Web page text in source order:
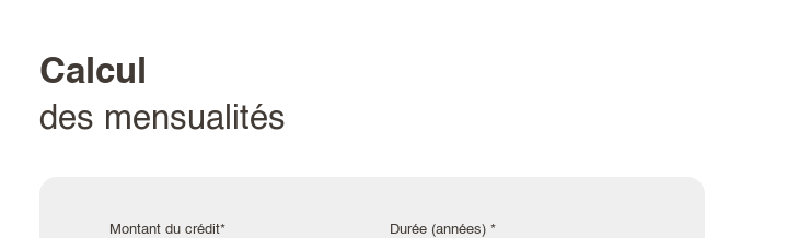
calcul
des mensualités
Montant du crédit* Durée (années) *